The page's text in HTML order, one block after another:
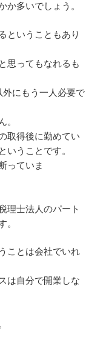
多いでしょう。
ということもあり
思ってもなれるも
にもう一人必要で
。
取得後に勤めてい
いうことです。
っていま
理士法人のパート
。
ことは会社でいれ
は自分で開業しな